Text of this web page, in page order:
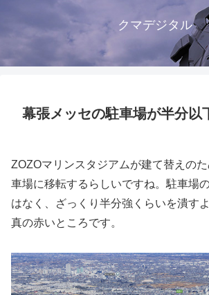
クマデジタル
幕張メッセの駐車場が半分以
ZOZOマリンスタジアムが建て替えの
車場に移転するらしいですね。駐車場
はなく、ざっくり半分強くらいを潰す
真の赤いところです。